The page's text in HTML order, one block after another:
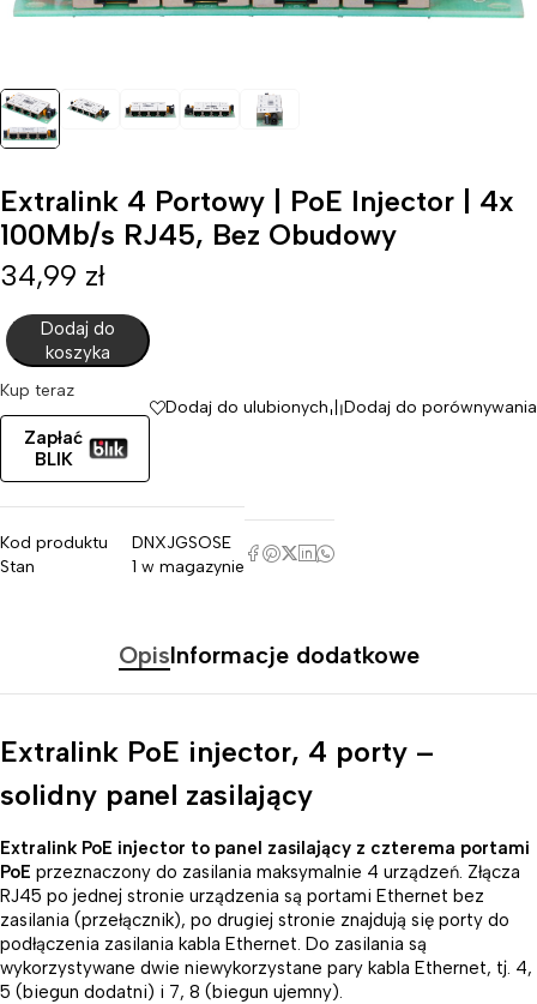
Extralink 4 Portowy | PoE Injector | 4x
100Mb/s RJ45, Bez Obudowy
34,99 zł
Dodaj do
koszyka
Kup teraz
Zapłać
BLIK
Dodaj do ulubionych Dodaj do porównywania
Kod produktu
DNXJGSOSE
Stan
1 w magazynie
OpisInformacje dodatkowe
Extralink PoE injector, 4 porty –
solidny panel zasilający
Extralink PoE injector to panel zasilający z czterema portami
PoE przeznaczony do zasilania maksymalnie 4 urządzeń. Złącza
RJ45 po jednej stronie urządzenia są portami Ethernet bez
zasilania (przełącznik), po drugiej stronie znajdują się porty do
podłączenia zasilania kabla Ethernet. Do zasilania są
wykorzystywane dwie niewykorzystane pary kabla Ethernet, tj. 4,
5 (biegun dodatni) i 7, 8 (biegun ujemny).